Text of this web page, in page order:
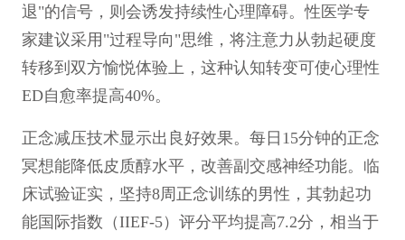
退"的信号，则会诱发持续性心理障碍。性医学专
家建议采用"过程导向"思维，将注意力从勃起硬度
转移到双方愉悦体验上，这种认知转变可使心理性
ED自愈率提高40%。
正念减压技术显示出良好效果。每日15分钟的正念
冥想能降低皮质醇水平，改善副交感神经功能。临
床试验证实，坚持8周正念训练的男性，其勃起功
能国际指数（IIEF-5）评分平均提高7.2分，相当于